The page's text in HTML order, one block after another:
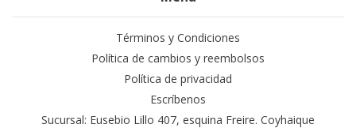
Términos y Condiciones
Política de cambios y reembolsos
Política de privacidad
Escríbenos
Sucursal: Eusebio Lillo 407, esquina Freire. Coyhaique